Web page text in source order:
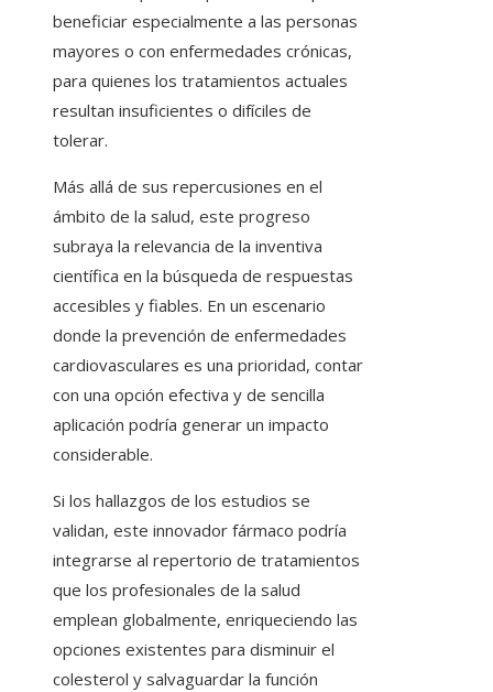
beneficiar especialmente a las personas
mayores o con enfermedades crónicas,
para quienes los tratamientos actuales
resultan insuficientes o difíciles de
tolerar.
Más allá de sus repercusiones en el
ámbito de la salud, este progreso
subraya la relevancia de la inventiva
científica en la búsqueda de respuestas
accesibles y fiables. En un escenario
donde la prevención de enfermedades
cardiovasculares es una prioridad, contar
con una opción efectiva y de sencilla
aplicación podría generar un impacto
considerable.
Si los hallazgos de los estudios se
validan, este innovador fármaco podría
integrarse al repertorio de tratamientos
que los profesionales de la salud
emplean globalmente, enriqueciendo las
opciones existentes para disminuir el
colesterol y salvaguardar la función